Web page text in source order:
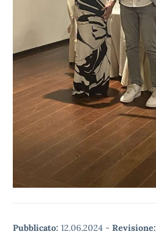
Pubblicato: 12.06.2024 - Revisione: